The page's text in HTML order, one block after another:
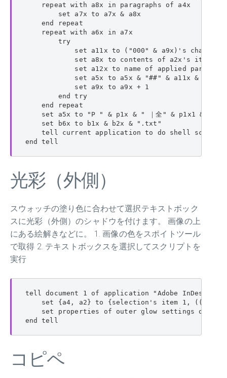
    repeat with a8x in paragraphs of a4x
        set a7x to a7x & a8x
    end repeat
    repeat with a6x in a7x
        try
set a11x to ("000" & a9x)'s
set a8x to contents of a2x's item
set a12x to name of applied
set a5x to a5x & "##" & a11x & "_"
            set a9x to a9x + 1
        end try
    end repeat
set a5x to "P " & p1x & " ｜全" & p1x1 & "ペ
    set b6x to b1x & b2x & ".txt"
tell current application to do shell script
end tell
光彩（外側）
スウォッチの塗り色に合わせて選択テキストボック
スに光彩（外側）のシャドウを付けます。 画像の上
にある絵解きなどに。 1. 画像の色をスポイトツール
で取得 2. テキストボックスを選択してスクリプトを
実行
tell document 1 of application "Adobe InDesign
set {a4, a2} to {selection's item 1,
set properties of outer glow settings of
end tell
コピペ